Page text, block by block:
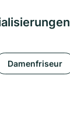
Damenfriseur